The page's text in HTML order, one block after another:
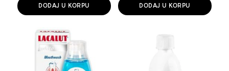
DODAJ U KORPU DODAJ U KORPU